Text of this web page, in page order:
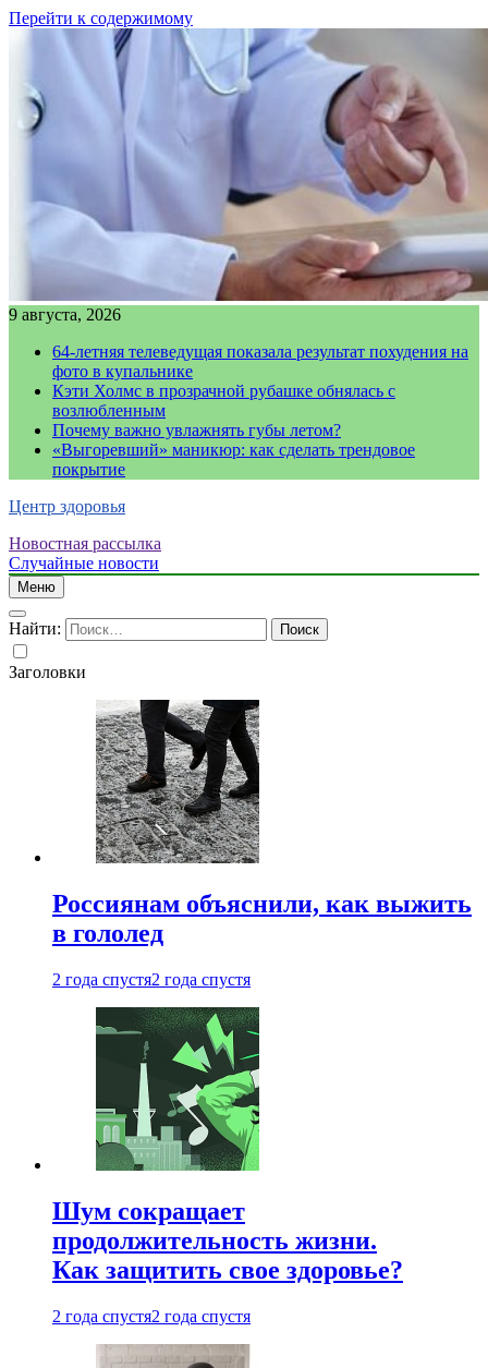
Перейти к содержимому
9 августа, 2026
64-летняя телеведущая показала результат похудения на
фото в купальнике
Кэти Холмс в прозрачной рубашке обнялась с
возлюбленным
Почему важно увлажнять губы летом?
«Выгоревший» маникюр: как сделать трендовое
покрытие
Центр здоровья
Новостная рассылка
Случайные новости
Меню
Найти:
Заголовки
Россиянам объяснили, как выжить
в гололед
2 года спустя2 года спустя
Шум сокращает
продолжительность жизни.
Как защитить свое здоровье?
2 года спустя2 года спустя